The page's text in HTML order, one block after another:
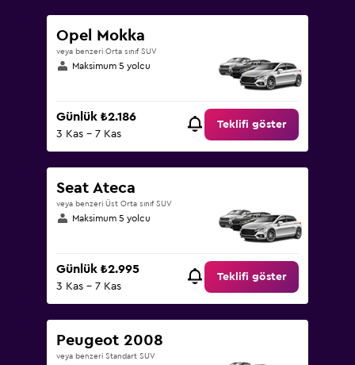
Opel Mokka
veya benzeri Orta sınıf SUV
Maksimum 5 yolcu
Günlük ₺2.186
3 Kas - 7 Kas
Teklifi göster
Seat Ateca
veya benzeri Üst Orta sınıf SUV
Maksimum 5 yolcu
Günlük ₺2.995
3 Kas - 7 Kas
Teklifi göster
Peugeot 2008
veya benzeri Standart SUV